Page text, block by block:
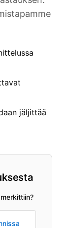
jäljittää